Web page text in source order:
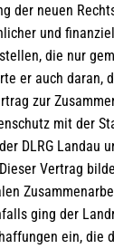
der neuen
und
die nur
er auch daran,
zur
mit der
DLRG Landau
Vertrag
ging der
ein, die